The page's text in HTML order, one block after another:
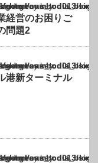
incambodia_blog/wp-content/themes/
経営のお困りご
問題2
incambodia_blog/wp-content/themes/
港新ターミナル
incambodia_blog/wp-content/themes/